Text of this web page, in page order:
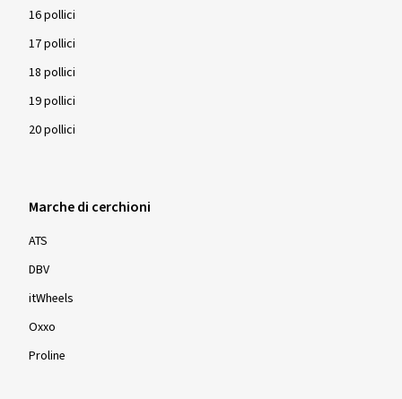
16 pollici
17 pollici
18 pollici
19 pollici
20 pollici
Marche di cerchioni
ATS
DBV
itWheels
Oxxo
Proline